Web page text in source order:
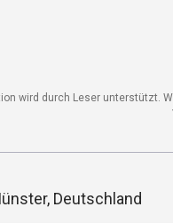
wird durch Leser unterstützt.